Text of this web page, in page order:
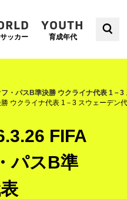
ッカー
YOUTH
育成年代
・パスB準決勝 ウクライナ代表 1－3
ウクライナ代表 1－3 スウェーデン
FIFA
パスB準